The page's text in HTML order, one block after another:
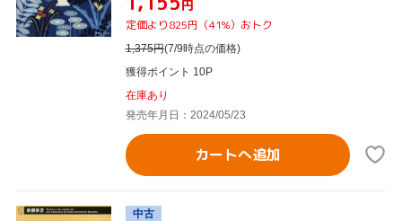
円
定価より825円（41%）おトク
1,375円(7/9時点の価格)
獲得ポイント 10P
在庫あり
発売年月日：2024/05/23
カートへ追加
中古